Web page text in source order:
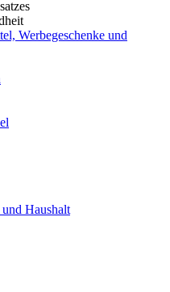
Werbegeschenke und
Haushalt